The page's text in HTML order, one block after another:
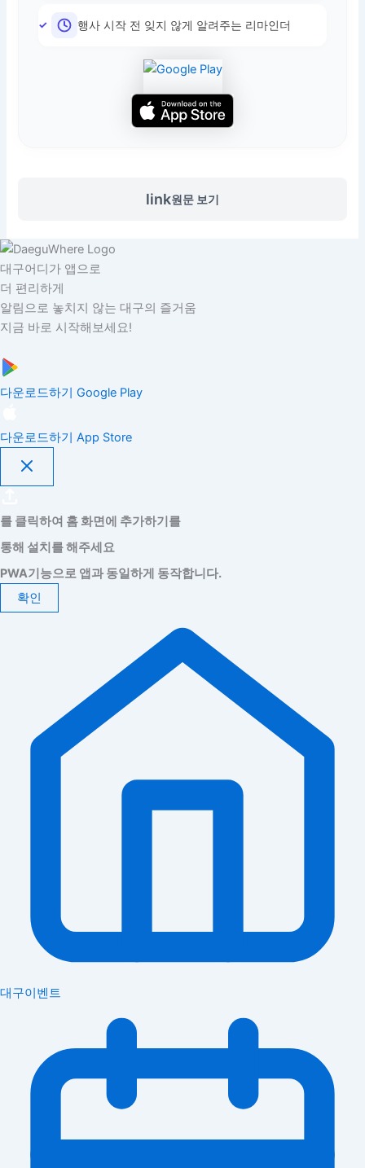
행사 시작 전 잊지 않게 알려주는 리마인더
link원문 보기
대구어디가 앱으로
더 편리하게
알림으로 놓치지 않는 대구의 즐거움
지금 바로 시작해보세요!
다운로드하기 Google Play
다운로드하기 App Store
를 클릭하여 홈 화면에 추가하기를
통해 설치를 해주세요
PWA기능으로 앱과 동일하게 동작합니다.
확인
대구이벤트